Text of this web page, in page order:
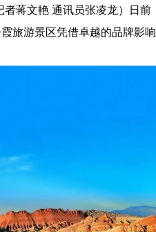
者蒋文艳 通讯员张凌龙）日
旅游景区凭借卓越的品牌影